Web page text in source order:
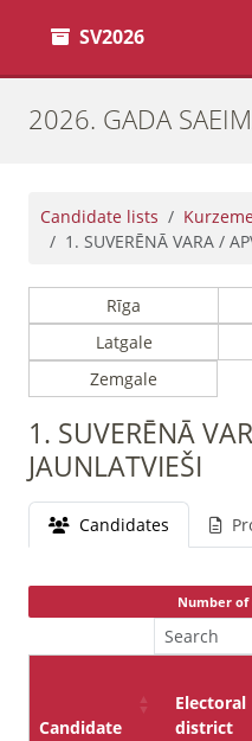
SV2026
2026. GADA
Candidate lists
1. SUVERĒNĀ VARA /
Rīga
Latgale
Zemgale
1. SUVERĒNĀ
JAUNLATVIEŠI
Candidates
Number of
Candidate
Electoral
district